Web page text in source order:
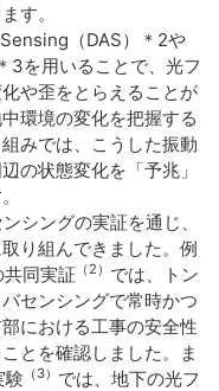
す。
（DAS）＊2や
を用いることで、光フ
や歪をとらえることが
環境の変化を把握する
みでは、こうした振動
の状態変化を「予兆」
シングの実証を通じ、
り組んできました。例
同実証 （2） では、トン
センシングで常時かつ
における工事の安全性
とを確認しました。ま
験 （3） では、地下の光フ